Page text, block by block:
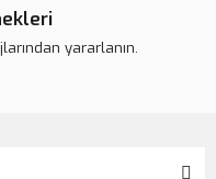
yararlanın.